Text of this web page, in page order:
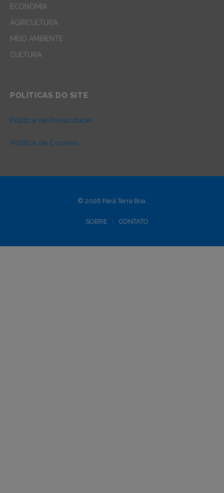
ECONOMIA
AGRICULTURA
MEIO AMBIENTE
CULTURA
POLÍTICAS DO SITE
Política de Privacidade
Política de Cookies
© 2026 Pará Terra Boa.
SOBRE CONTATO